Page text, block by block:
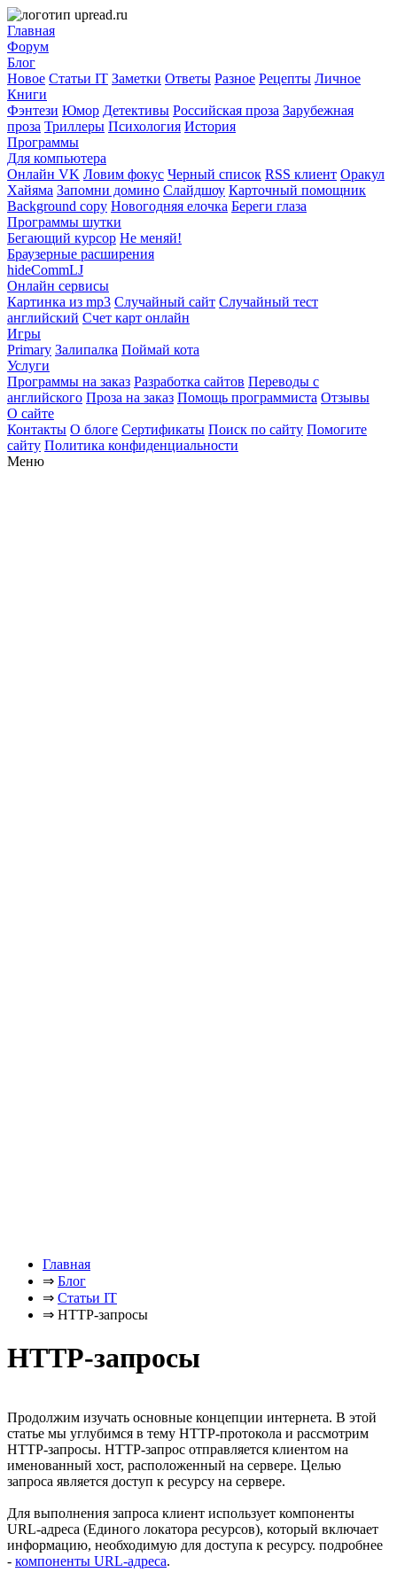
Главная
Форум
Блог
Новое Статьи IT Заметки Ответы Разное Рецепты Личное
Книги
Фэнтези Юмор Детективы Российская проза Зарубежная
проза Триллеры Психология История
Программы
Для компьютера
Онлайн VK Ловим фокус Черный список RSS клиент Оракул
Хайяма Запомни домино Слайдшоу Карточный помощник
Background copy Новогодняя елочка Береги глаза
Программы шутки
Бегающий курсор Не меняй!
Браузерные расширения
hideCommLJ
Онлайн сервисы
Картинка из mp3 Случайный сайт Случайный тест
английский Счет карт онлайн
Игры
Primary Залипалка Поймай кота
Услуги
Программы на заказ Разработка сайтов Переводы с
английского Проза на заказ Помощь программиста Отзывы
О сайте
Контакты О блоге Сертификаты Поиск по сайту Помогите
сайту Политика конфиденциальности
Меню
Главная
⇒ Блог
⇒ Статьи IT
⇒ HTTP-запросы
HTTP-запросы
Продолжим изучать основные концепции интернета. В этой
статье мы углубимся в тему HTTP-протокола и рассмотрим
HTTP-запросы. HTTP-запрос отправляется клиентом на
именованный хост, расположенный на сервере. Целью
запроса является доступ к ресурсу на сервере.
Для выполнения запроса клиент использует компоненты
URL-адреса (Единого локатора ресурсов), который включает
информацию, необходимую для доступа к ресурсу. подробнее
- компоненты URL-адреса.